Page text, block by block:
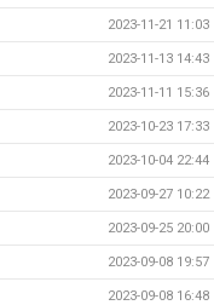
2023-11-21 11:03
2023-11-13 14:43
2023-11-11 15:36
2023-10-23 17:33
2023-10-04 22:44
2023-09-27 10:22
2023-09-25 20:00
2023-09-08 19:57
2023-09-08 16:48